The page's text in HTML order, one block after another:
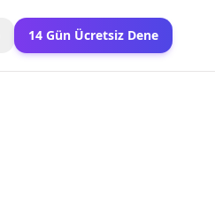
14 Gün Ücretsiz Dene